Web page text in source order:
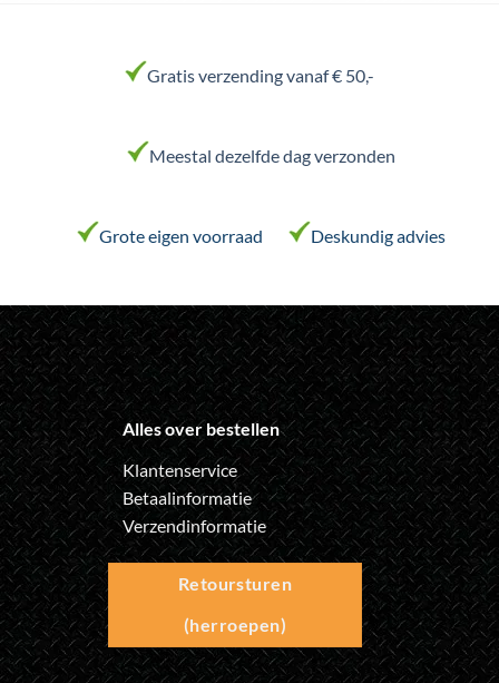
variaties.
Deze
gekozen
de
productpagina
Gratis verzending vanaf € 50,-
Meestal dezelfde dag verzonden
Grote eigen voorraad Deskundig advies
Alles over bestellen
Klantenservice
Betaalinformatie
Verzendinformatie
Retoursturen
(herroepen)